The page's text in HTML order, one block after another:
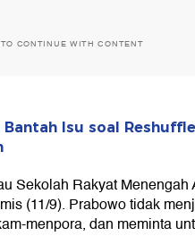
CONTINUE WITH CONTENT
Isu soal
Sekolah Rakyat Menengah
(11/9). Prabowo tidak
menpora, dan meminta